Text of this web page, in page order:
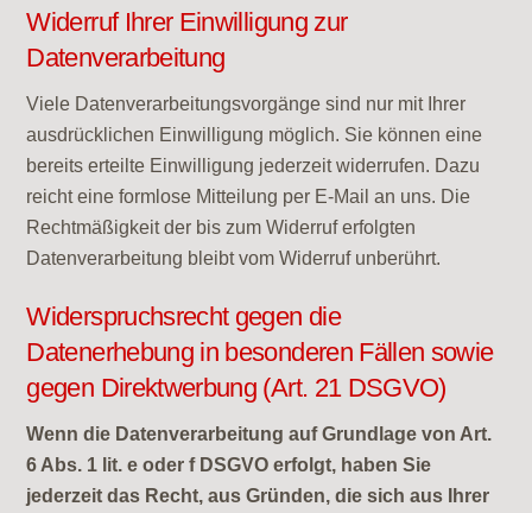
Widerruf Ihrer Einwilligung zur
Datenverarbeitung
Viele Datenverarbeitungsvorgänge sind nur mit Ihrer
ausdrücklichen Einwilligung möglich. Sie können eine
bereits erteilte Einwilligung jederzeit widerrufen. Dazu
reicht eine formlose Mitteilung per E-Mail an uns. Die
Rechtmäßigkeit der bis zum Widerruf erfolgten
Datenverarbeitung bleibt vom Widerruf unberührt.
Widerspruchsrecht gegen die
Datenerhebung in besonderen Fällen sowie
gegen Direktwerbung (Art. 21 DSGVO)
Wenn die Datenverarbeitung auf Grundlage von Art.
6 Abs. 1 lit. e oder f DSGVO erfolgt, haben Sie
jederzeit das Recht, aus Gründen, die sich aus Ihrer